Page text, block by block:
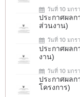
วันที่ 10 มกร
ประกาศผลก
ส่วนงาน)
วันที่ 10 มกร
ประกาศผลก
งาน)
วันที่ 10 มกร
ประกาศผลก
โครงการ)